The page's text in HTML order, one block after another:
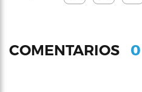
COMENTARIOS 0